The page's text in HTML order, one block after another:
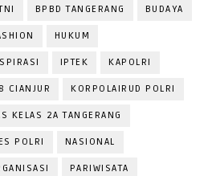
BPBD TANGERANG BUDAYA
HUKUM
IPTEK KAPOLRI
CIANJUR KORPOLAIRUD POLRI
KELAS 2A TANGERANG
POLRI NASIONAL
PARIWISATA